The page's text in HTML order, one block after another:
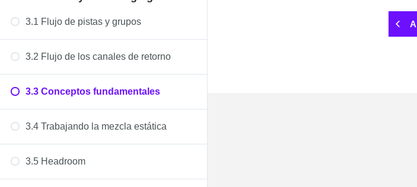
3.1 Flujo de pistas y grupos
3.2 Flujo de los canales de retorno
3.3 Conceptos fundamentales
3.4 Trabajando la mezcla estática
3.5 Headroom